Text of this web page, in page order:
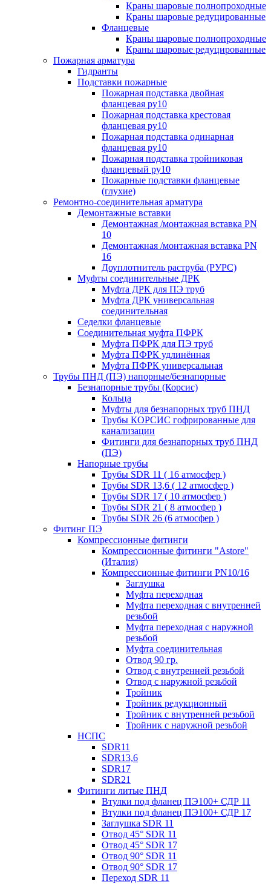
Краны шаровые полнопроходные
Краны шаровые редуцированные
Фланцевые
Краны шаровые полнопроходные
Краны шаровые редуцированные
Пожарная арматура
Гидранты
Подставки пожарные
Пожарная подставка двойная
фланцевая ру10
Пожарная подставка крестовая
фланцевая ру10
Пожарная подставка одинарная
фланцевая ру10
Пожарная подставка тройниковая
фланцевый ру10
Пожарные подставки фланцевые
(глухие)
Ремонтно-соединительная арматура
Демонтажные вставки
Демонтажная /монтажная вставка PN
10
Демонтажная /монтажная вставка PN
16
Доуплотнитель раструба (РУРС)
Муфты соединительные ДРК
Муфта ДРК для ПЭ труб
Муфта ДРК универсальная
соединительная
Седелки фланцевые
Соединительная муфта ПФРК
Муфта ПФРК для ПЭ труб
Муфта ПФРК удлинённая
Муфта ПФРК универсальная
Трубы ПНД (ПЭ) напорные/безнапорные
Безнапорные трубы (Корсис)
Кольца
Муфты для безнапорных труб ПНД
Трубы КОРСИС гофрированные для
канализации
Фитинги для безнапорных труб ПНД
(ПЭ)
Напорные трубы
Трубы SDR 11 ( 16 атмосфер )
Трубы SDR 13,6 ( 12 атмосфер )
Трубы SDR 17 ( 10 атмосфер )
Трубы SDR 21 ( 8 атмосфер )
Трубы SDR 26 (6 атмосфер )
Фитинг ПЭ
Компрессионные фитинги
Компрессионные фитинги "Astore"
(Италия)
Компрессионные фитинги PN10/16
Заглушка
Муфта переходная
Муфта переходная с внутренней
резьбой
Муфта переходная с наружной
резьбой
Муфта соединительная
Отвод 90 гр.
Отвод с внутренней резьбой
Отвод с наружной резьбой
Тройник
Тройник редукционный
Тройник с внутренней резьбой
Тройник с наружной резьбой
НСПС
SDR11
SDR13,6
SDR17
SDR21
Фитинги литые ПНД
Втулки под фланец ПЭ100+ СДР 11
Втулки под фланец ПЭ100+ СДР 17
Заглушка SDR 11
Отвод 45° SDR 11
Отвод 45° SDR 17
Отвод 90° SDR 11
Отвод 90° SDR 17
Переход SDR 11